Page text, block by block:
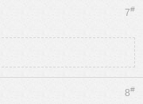
7#
8#